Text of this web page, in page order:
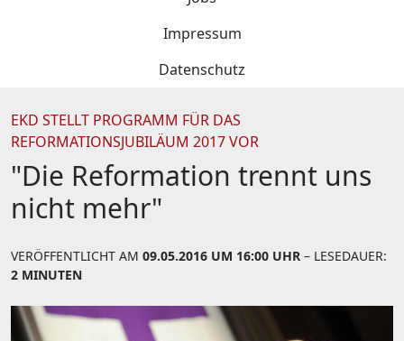
Impressum
Datenschutz
EKD STELLT PROGRAMM FÜR DAS
REFORMATIONSJUBILÄUM 2017 VOR
"Die Reformation trennt uns
nicht mehr"
VERÖFFENTLICHT AM 09.05.2016 UM 16:00 UHR – LESEDAUER:
2 MINUTEN